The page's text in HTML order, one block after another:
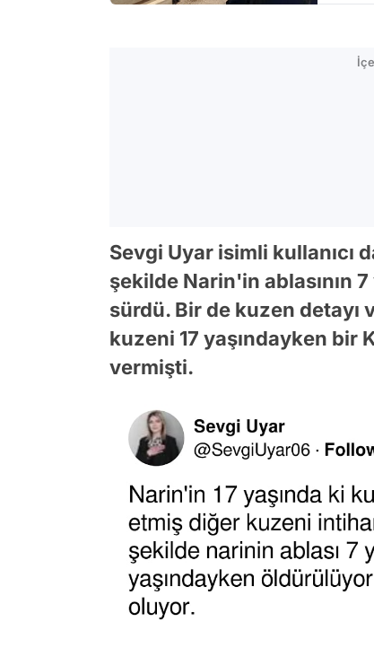
Sevgi Uyar isimli kullanıcı
şekilde Narin'in ablasının
sürdü. Bir de kuzen detayı
kuzeni 17 yaşındayken bir
vermişti.